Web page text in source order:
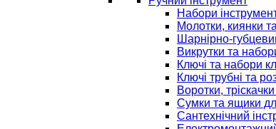
Набори
Молотки, киянки
Шарнірно-
Викрутки та
Ключі та набори
Ключі трубні та
Воротки,
Сумки та ящики
Сантехнічний